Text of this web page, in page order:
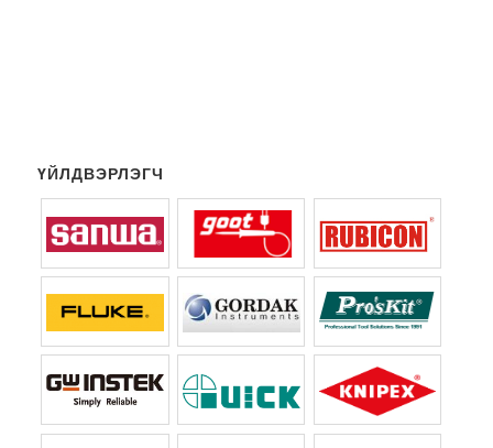
ҮЙЛДВЭРЛЭГЧ